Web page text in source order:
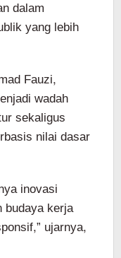
dalam
yang lebih
Fauzi,
wadah
sekaligus
nilai dasar
inovasi
budaya kerja
ujarnya,